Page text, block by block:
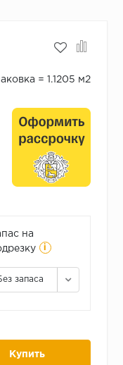
= 1.1205 м2
на
i
запаса
Купить